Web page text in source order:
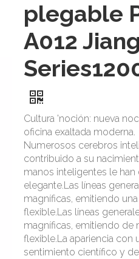
plegable
A012
Cultura 'noción: nueva
oficina exaltada moderna.
Numerosos cerebros
contribuido a su
manos inteligentes le
elegante.Las líneas
magníficas, emitiendo
flexible.Las líneas
magníficas, emitiendo de
flexible.La apariencia con
sentimiento científico y